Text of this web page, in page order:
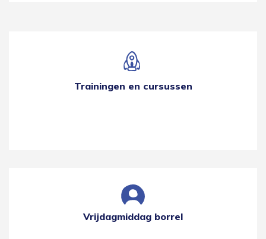
Trainingen en cursussen
Vrijdagmiddag borrel